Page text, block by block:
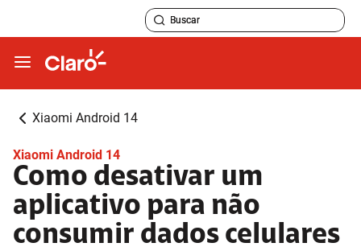
Xiaomi Android 14
Xiaomi Android 14
Como desativar um
aplicativo para não
consumir dados celulares